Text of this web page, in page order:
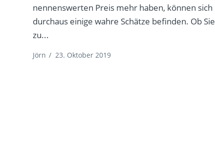
nennenswerten Preis mehr haben, können sich
durchaus einige wahre Schätze befinden. Ob Sie
zu...
Jörn / 23. Oktober 2019